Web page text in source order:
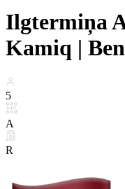
Ilgtermiņa
Kamiq |
5
A
R